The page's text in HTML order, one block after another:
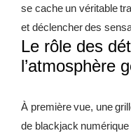
se cache un véritable
et déclencher des
Le rôle des
l’atmosphère
À première vue, une
de blackjack